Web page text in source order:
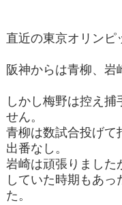
直近の東京オリンピ
阪神からは青柳、岩
しかし梅野は控え捕
せん。
青柳は数試合投げて
出番なし。
岩崎は頑張りました
していた時期もあ
た。